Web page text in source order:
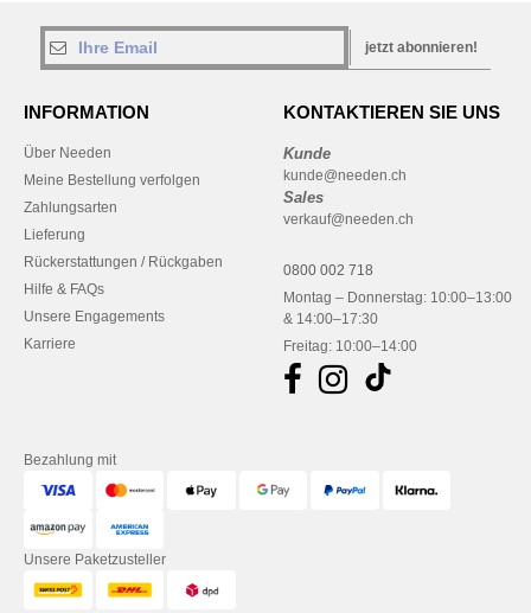
jetzt abonnieren!
INFORMATION
Über Needen
Meine Bestellung verfolgen
Zahlungsarten
Lieferung
Rückerstattungen / Rückgaben
Hilfe & FAQs
Unsere Engagements
Karriere
KONTAKTIEREN SIE UNS
Kunde
kunde@needen.ch
Sales
verkauf@needen.ch
0800 002 718
Montag – Donnerstag: 10:00–13:00
& 14:00–17:30
Freitag: 10:00–14:00
Bezahlung mit
Unsere Paketzusteller